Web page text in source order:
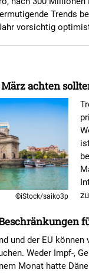
Trends
vorsichtig
achten
©iStock/saiko3p
und der EU
Weder Impf-,
Monat hatte